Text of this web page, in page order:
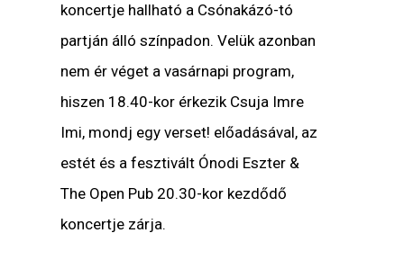
koncertje hallható a Csónakázó-tó
partján álló színpadon. Velük azonban
nem ér véget a vasárnapi program,
hiszen 18.40-kor érkezik Csuja Imre
Imi, mondj egy verset! előadásával, az
estét és a fesztivált Ónodi Eszter &
The Open Pub 20.30-kor kezdődő
koncertje zárja.